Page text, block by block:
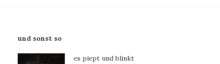
und sonst so
es piept und blinkt